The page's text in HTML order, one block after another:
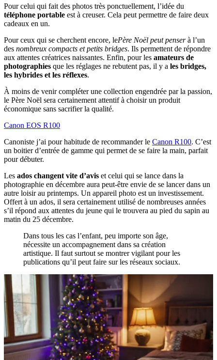
Pour celui qui fait des photos très ponctuellement, l’idée du
téléphone portable est à creuser. Cela peut permettre de faire deux
cadeaux en un.
Pour ceux qui se cherchent encore, lePère Noël peut penserà l’un
des nombreux compacts et petits bridges. Ils permettent de répondre
aux attentes créatrices naissantes. Enfin, pour les amateurs de
photographies que les réglages ne rebutent pas, il y a les bridges,
les hybrides et les réflexes.
À moins de venir compléter une collection engendrée par la passion,
le Père Noël sera certainement attentif à choisir un produit
économique sans sacrifier la qualité.
Canon EOS R100
Canoniste j’ai pour habitude de recommander le Canon R100. C’est
un boitier d’entrée de gamme qui permet de se faire la main, parfait
pour débuter.
Les ados changent vite d’avis et celui qui se lance dans la
photographie en décembre aura peut-être envie de se lancer dans un
autre loisir au printemps. Un appareil photo est un investissement.
Offert à un ados, il sera certainement utilisé de nombreuses années
s’il répond aux attentes du jeune qui le trouvera au pied du sapin au
matin du 25 décembre.
Dans tous les cas l’enfant, peu importe son âge,
nécessite un accompagnement dans sa création
artistique. Il faut surtout se montrer vigilant pour les
publications qu’il peut faire sur les réseaux sociaux.